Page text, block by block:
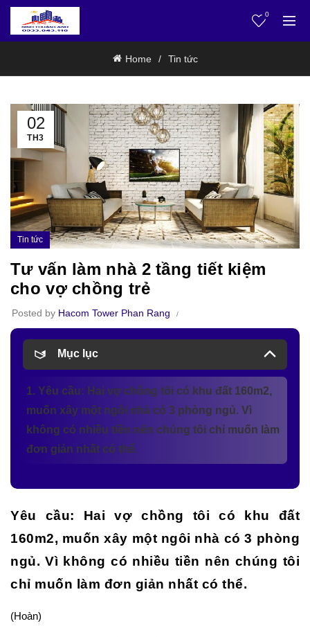
0
Home Tin tức
02
TH3
Tin tức
Tư vấn làm nhà 2 tầng tiết kiệm
cho vợ chồng trẻ
Posted by Hacom Tower Phan Rang
Mục lục
1. Yêu cầu: Hai vợ chồng tôi có khu đất 160m2,
muốn xây một ngôi nhà có 3 phòng ngủ. Vì
không có nhiều tiền nên chúng tôi chỉ muốn làm
đơn giản nhất có thể.
Yêu cầu: Hai vợ chồng tôi có khu đất
160m2, muốn xây một ngôi nhà có 3 phòng
ngủ. Vì không có nhiều tiền nên chúng tôi
chỉ muốn làm đơn giản nhất có thể.
(Hoàn)